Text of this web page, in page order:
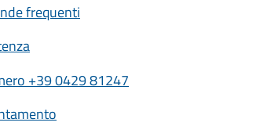
frequenti
+39 0429 81247